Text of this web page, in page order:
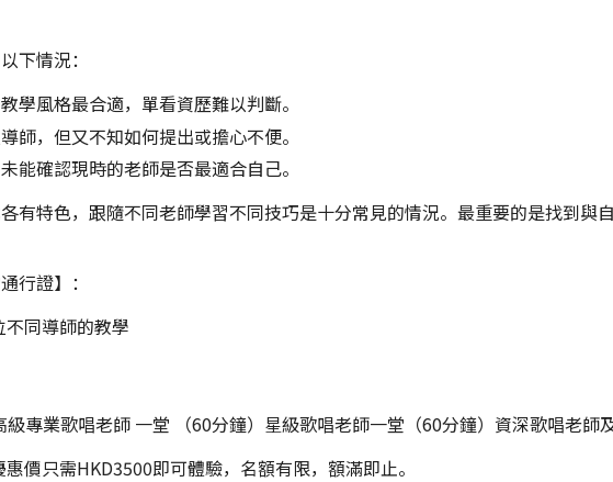
下情況：
學風格最合適，單看資歷難以判斷。
師，但又不知如何提出或擔心不便。
能確認現時的老師是否最適合自己。
有特色，跟隨不同老師學習不同技巧是十分常見的情況。最重要的是找到與
行證】：
同導師的教學
專業歌唱老師 一堂 （60分鐘）星級歌唱老師一堂（60分鐘）資深歌唱老師
價只需HKD3500即可體驗，名額有限，額滿即止。